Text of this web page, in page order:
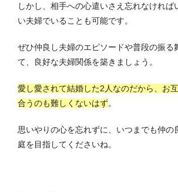
しかし、相手への心遣いさえ忘れなければ
い夫婦でいることも可能です。
ぜひ仲良し夫婦のエピソードや普段の振る
て、良好な夫婦関係を築きましょう。
愛し愛されて結婚した2人なのだから、お
合うのも難しくないはず。
思いやりの心を忘れずに、いつまでも仲の
庭を目指してくださいね。